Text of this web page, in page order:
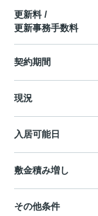
更新料 /
更新事務手数料
契約期間
現況
入居可能日
敷金積み増し
その他条件